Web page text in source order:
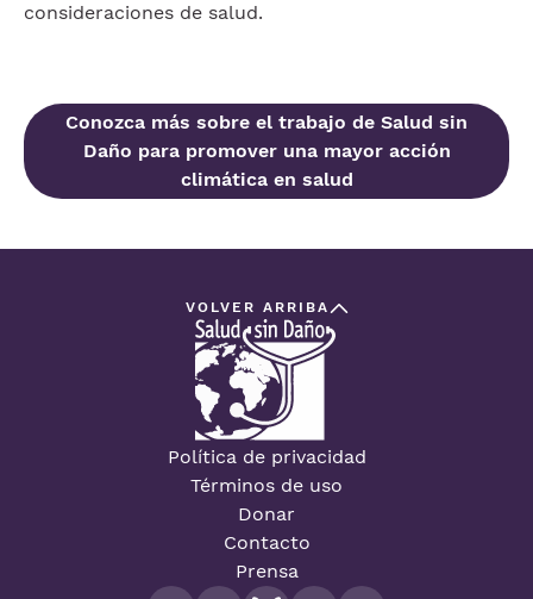
consideraciones de salud.
Conozca más sobre el trabajo de Salud sin
Daño para promover una mayor acción
climática en salud
VOLVER ARRIBA
Política de privacidad
Términos de uso
Donar
Contacto
Prensa